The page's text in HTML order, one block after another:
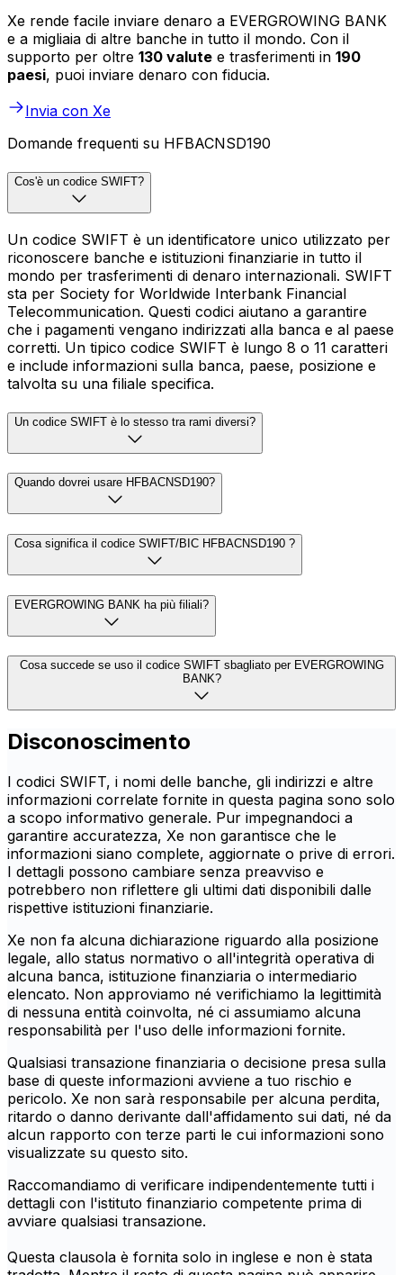
Xe rende facile inviare denaro a EVERGROWING BANK
e a migliaia di altre banche in tutto il mondo. Con il
supporto per oltre 130 valute e trasferimenti in 190
paesi, puoi inviare denaro con fiducia.
Invia con Xe
Domande frequenti su HFBACNSD190
Cos'è un codice SWIFT?
Un codice SWIFT è un identificatore unico utilizzato per
riconoscere banche e istituzioni finanziarie in tutto il
mondo per trasferimenti di denaro internazionali. SWIFT
sta per Society for Worldwide Interbank Financial
Telecommunication. Questi codici aiutano a garantire
che i pagamenti vengano indirizzati alla banca e al paese
corretti. Un tipico codice SWIFT è lungo 8 o 11 caratteri
e include informazioni sulla banca, paese, posizione e
talvolta su una filiale specifica.
Un codice SWIFT è lo stesso tra rami diversi?
Quando dovrei usare HFBACNSD190?
Cosa significa il codice SWIFT/BIC HFBACNSD190 ?
EVERGROWING BANK ha più filiali?
Cosa succede se uso il codice SWIFT sbagliato per EVERGROWING
BANK?
Disconoscimento
I codici SWIFT, i nomi delle banche, gli indirizzi e altre
informazioni correlate fornite in questa pagina sono solo
a scopo informativo generale. Pur impegnandoci a
garantire accuratezza, Xe non garantisce che le
informazioni siano complete, aggiornate o prive di errori.
I dettagli possono cambiare senza preavviso e
potrebbero non riflettere gli ultimi dati disponibili dalle
rispettive istituzioni finanziarie.
Xe non fa alcuna dichiarazione riguardo alla posizione
legale, allo status normativo o all'integrità operativa di
alcuna banca, istituzione finanziaria o intermediario
elencato. Non approviamo né verifichiamo la legittimità
di nessuna entità coinvolta, né ci assumiamo alcuna
responsabilità per l'uso delle informazioni fornite.
Qualsiasi transazione finanziaria o decisione presa sulla
base di queste informazioni avviene a tuo rischio e
pericolo. Xe non sarà responsabile per alcuna perdita,
ritardo o danno derivante dall'affidamento sui dati, né da
alcun rapporto con terze parti le cui informazioni sono
visualizzate su questo sito.
Raccomandiamo di verificare indipendentemente tutti i
dettagli con l'istituto finanziario competente prima di
avviare qualsiasi transazione.
Questa clausola è fornita solo in inglese e non è stata